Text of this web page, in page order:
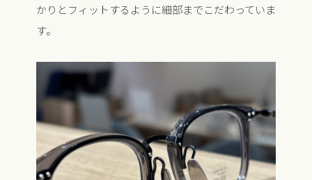
かりとフィットするように細部までこだわっていま
す。